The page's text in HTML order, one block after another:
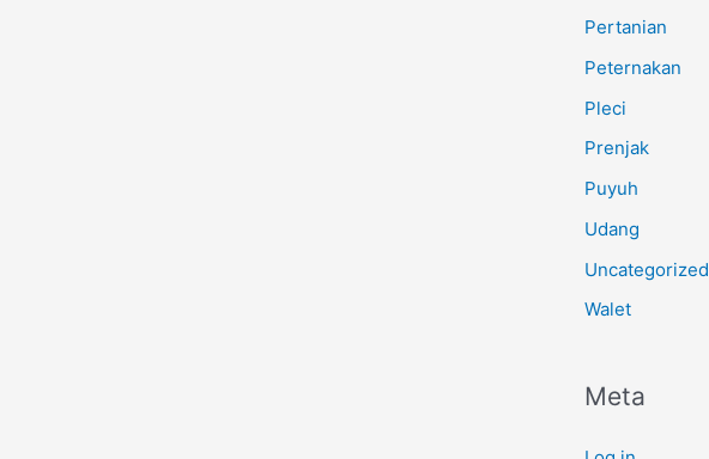
Pertanian
Peternakan
Pleci
Prenjak
Puyuh
Udang
Uncategorized
Walet
Meta